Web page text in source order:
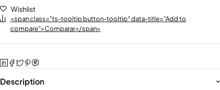
Wishlist
<span class="ts-tooltip button-tooltip" data-title="Add to
compare">Comparar</span>
Description